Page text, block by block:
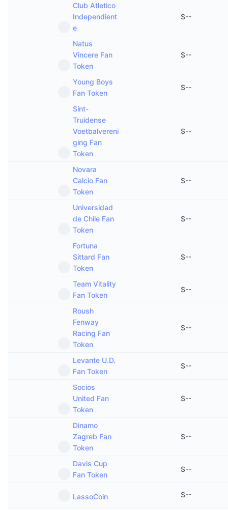
Club Atletico
Independient
e
$--
Natus
Vincere Fan
Token
$--
Young Boys
Fan Token
$--
Sint-
Truidense
Voetbalvereni
ging Fan
Token
$--
Novara
Calcio Fan
Token
$--
Universidad
de Chile Fan
Token
$--
Fortuna
Sittard Fan
Token
$--
Team Vitality
Fan Token
$--
Roush
Fenway
Racing Fan
Token
$--
Levante U.D.
Fan Token
$--
Socios
United Fan
Token
$--
Dinamo
Zagreb Fan
Token
$--
Davis Cup
Fan Token
$--
LassoCoin $--